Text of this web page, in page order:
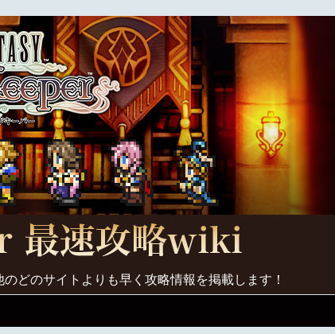
どのサイトよりも早く攻略情報を掲載します！